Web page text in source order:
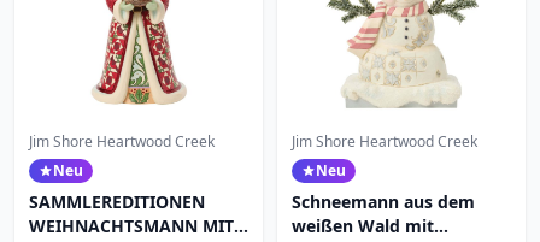
Jim Shore Heartwood Creek
Neu
SAMMLEREDITIONEN
WEIHNACHTSMANN MIT
Jim Shore Heartwood Creek
Neu
Schneemann aus dem
weißen Wald mit